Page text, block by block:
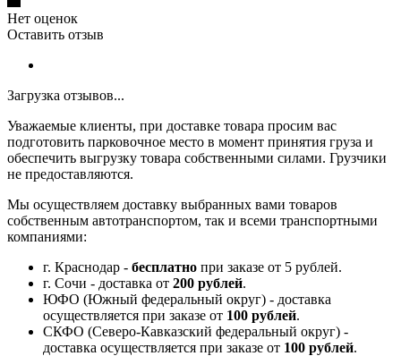
Нет оценок
Оставить отзыв
Загрузка отзывов...
Уважаемые клиенты, при доставке товара просим вас
подготовить парковочное место в момент принятия груза и
обеспечить выгрузку товара собственными силами. Грузчики
не предоставляются.
Мы осуществляем доставку выбранных вами товаров
собственным автотранспортом, так и всеми транспортными
компаниями:
г. Краснодар - бесплатно при заказе от 5 рублей.
г. Сочи - доставка от 200 рублей.
ЮФО (Южный федеральный округ) - доставка
осуществляется при заказе от 100 рублей.
СКФО (Северо-Кавказский федеральный округ) -
доставка осуществляется при заказе от 100 рублей.